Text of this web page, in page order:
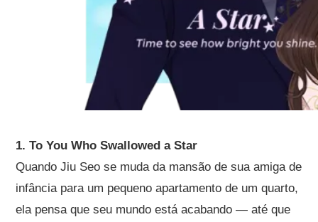
1. To You Who Swallowed a Star
Quando Jiu Seo se muda da mansão de sua amiga de
infância para um pequeno apartamento de um quarto,
ela pensa que seu mundo está acabando — até que